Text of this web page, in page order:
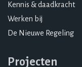
Kennis & daadkracht
Werken bij
De Nieuwe Regeling
Projecten